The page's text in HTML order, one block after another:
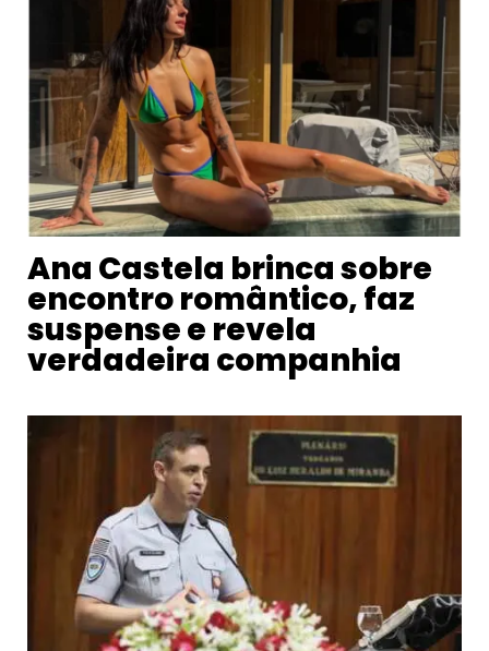
Ana Castela brinca sobre
encontro romântico, faz
suspense e revela
verdadeira companhia